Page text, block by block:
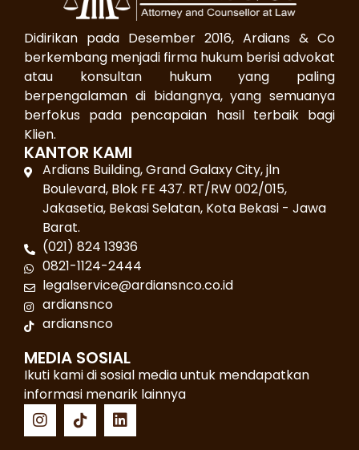
Didirikan pada Desember 2016, Ardians & Co
berkembang menjadi firma hukum berisi advokat
atau konsultan hukum yang paling
berpengalaman di bidangnya, yang semuanya
berfokus pada pencapaian hasil terbaik bagi
Klien.
KANTOR KAMI
Ardians Building, Grand Galaxy City, jln
Boulevard, Blok FE 437. RT/RW 002/015,
Jakasetia, Bekasi Selatan, Kota Bekasi - Jawa
Barat.
(021) 824 13936
0821-1124-2444
legalservice@ardiansnco.co.id
ardiansnco
ardiansnco
MEDIA SOSIAL
Ikuti kami di sosial media untuk mendapatkan
informasi menarik lainnya